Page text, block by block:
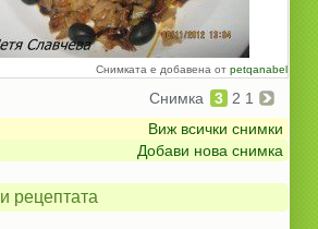
Снимката е добавена от petqanabel
Снимка 3 2 1
Виж всички снимки
Добави нова снимка
рецептата